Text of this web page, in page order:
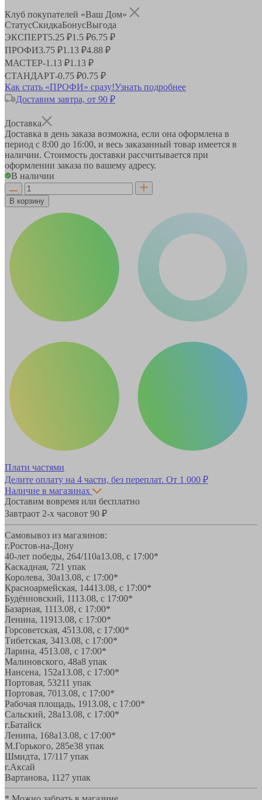
Клуб покупателей «Ваш Дом»
СтатусСкидкаБонусВыгода
ЭКСПЕРТ5.25 ₽1.5 ₽6.75 ₽
ПРОФИ3.75 ₽1.13 ₽4.88 ₽
МАСТЕР-1.13 ₽1.13 ₽
СТАНДАРТ-0.75 ₽0.75 ₽
Как стать «ПРОФИ» сразу!Узнать подробнее
Доставим завтра, от 90 ₽
Доставка
Доставка в день заказа возможна, если она оформлена в
период с 8:00 до 16:00, и весь заказанный товар имеется в
наличии. Стоимость доставки рассчитывается при
оформлении заказа по вашему адресу.
В наличии
В корзину
Плати частями
Делите оплату на 4 части, без переплат. От 1 000 ₽
Наличие в магазинах
Доставим вовремя или бесплатно
Завтраот 2-х часовот 90 ₽
Самовывоз из магазинов:
г.Ростов-на-Дону
40-лет победы, 264/110а13.08, с 17:00*
Каскадная, 721 упак
Королева, 30а13.08, с 17:00*
Красноармейская, 14413.08, с 17:00*
Будённовский, 1113.08, с 17:00*
Базарная, 1113.08, с 17:00*
Ленина, 11913.08, с 17:00*
Горсоветская, 4513.08, с 17:00*
Тибетская, 3413.08, с 17:00*
Ларина, 4513.08, с 17:00*
Малиновского, 48а8 упак
Нансена, 152а13.08, с 17:00*
Портовая, 53211 упак
Портовая, 7013.08, с 17:00*
Рабочая площадь, 1913.08, с 17:00*
Сальский, 28a13.08, с 17:00*
г.Батайск
Ленина, 168а13.08, с 17:00*
М.Горького, 285е38 упак
Шмидта, 17/117 упак
г.Аксай
Вартанова, 11 27 упак